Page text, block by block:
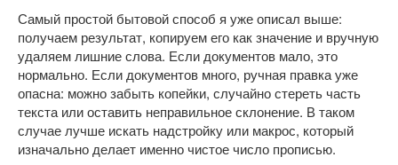
Самый простой бытовой способ я уже описал выше:
получаем результат, копируем его как значение и вручную
удаляем лишние слова. Если документов мало, это
нормально. Если документов много, ручная правка уже
опасна: можно забыть копейки, случайно стереть часть
текста или оставить неправильное склонение. В таком
случае лучше искать надстройку или макрос, который
изначально делает именно чистое число прописью.